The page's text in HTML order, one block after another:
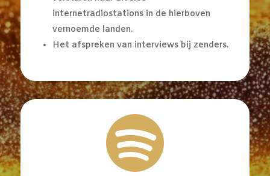
internetradiostations in de hierboven
vernoemde landen.
Het afspreken van interviews bij zenders.
